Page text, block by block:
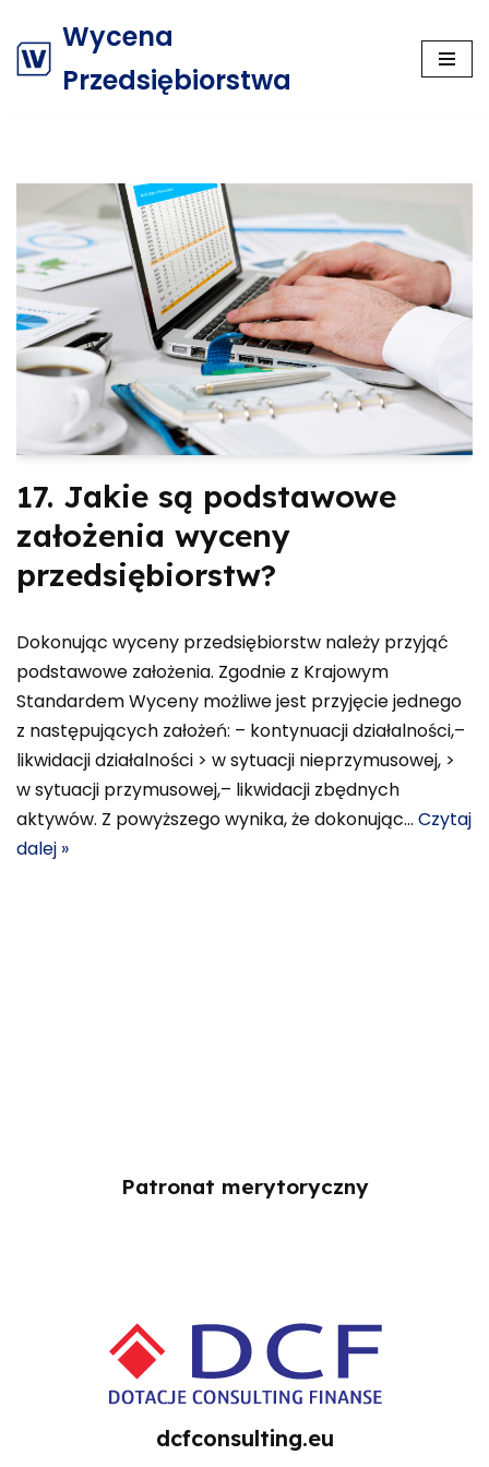
Przejdź
Wycena
Przedsiębiorstwa
17. Jakie są podstawowe
założenia wyceny
przedsiębiorstw?
Dokonując wyceny przedsiębiorstw należy przyjąć
podstawowe założenia. Zgodnie z Krajowym
Standardem Wyceny możliwe jest przyjęcie jednego
z następujących założeń: – kontynuacji działalności,–
likwidacji działalności > w sytuacji nieprzymusowej, >
w sytuacji przymusowej,– likwidacji zbędnych
aktywów. Z powyższego wynika, że dokonując… Czytaj
dalej »
Patronat merytoryczny
dcfconsulting.eu